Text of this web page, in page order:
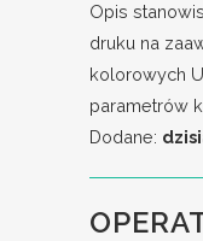
Opis
druku na
kolorowych
parametrów
Dodane: